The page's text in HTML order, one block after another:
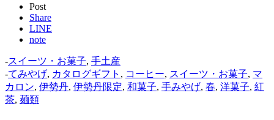
Post
Share
LINE
note
-スイーツ・お菓子, 手土産
-てみやげ, カタログギフト , コーヒー, スイーツ・お菓子, マ
カロン, 伊勢丹, 伊勢丹限定, 和菓子, 手みやげ, 春, 洋菓子, 紅
茶, 麺類